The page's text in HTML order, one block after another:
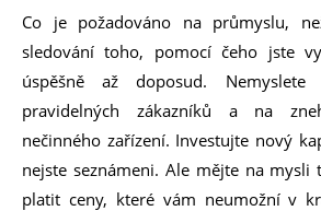
Co je požadováno na průmyslu,
sledování toho, pomocí čeho jste
úspěšně až doposud.
pravidelných zákazníků a na
nečinného zařízení. Investujte nový
nejste seznámeni. Ale mějte na mysli
platit ceny, které vám neumožní v